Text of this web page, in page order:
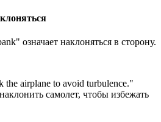
означает наклоняться в сторону.
the airplane to avoid turbulence."
самолет, чтобы избежать